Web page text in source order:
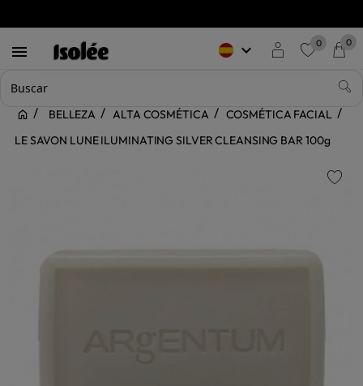
 keyboard_arrow_down 0 0
BELLEZA ALTA COSMÉTICA
COSMÉTICA FACIAL
LE SAVON LUNE ILUMINATING SILVER CLEANSING BAR 100g